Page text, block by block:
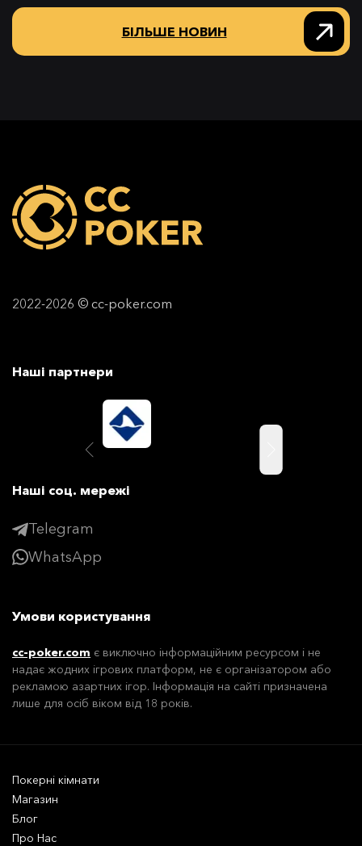
БІЛЬШЕ НОВИН
2022-2026 © cc-poker.com
Наші партнери
Наші соц. мережі
Telegram
WhatsApp
Умови користування
cc-poker.com є виключно інформаційним ресурсом і не
надає жодних ігрових платформ, не є організатором або
рекламою азартних ігор. Інформація на сайті призначена
лише для осіб віком від 18 років.
Покерні кімнати
Магазин
Блог
Про Нас